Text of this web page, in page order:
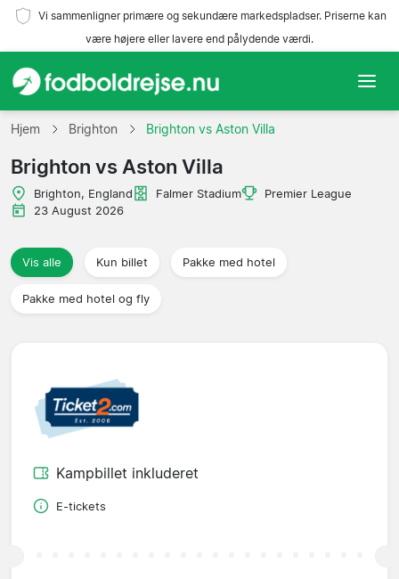
Vi sammenligner primære og sekundære markedspladser. Priserne kan
være højere eller lavere end pålydende værdi.
Hjem
Hold
Ligaer
Rejsebureauer
Hjem Brighton Brighton vs Aston Villa
Brighton vs Aston Villa
Brighton, England Falmer Stadium
Premier League
23 August 2026
Vis alle Kun billet Pakke med hotel
Pakke med hotel og fly
Kampbillet inkluderet
E-tickets